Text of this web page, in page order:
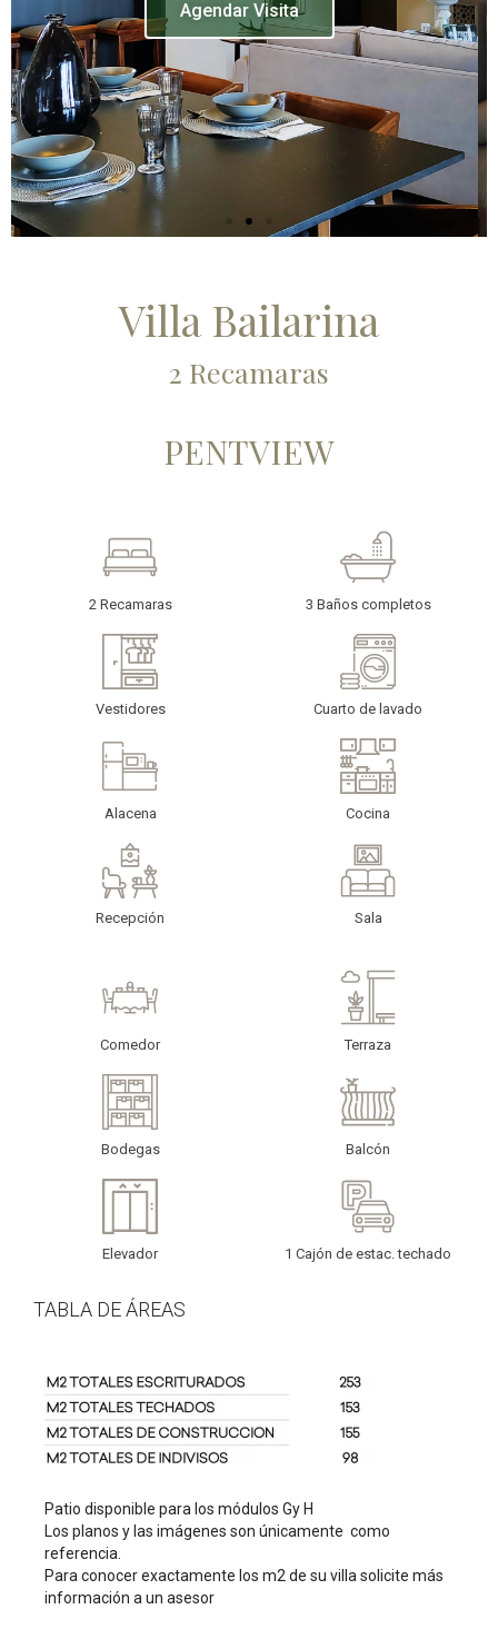
Agendar Cita
v
i
o
u
s
t
Villa Bailarina
2 Recamaras
PENTVIEW
2 Recamaras 3 Baños completos
Vestidores Cuarto de lavado
Alacena Cocina
Recepción Sala
Comedor Terraza
Bodegas Balcón
Elevador 1 Cajón de estac. techado
TABLA DE ÁREAS
Patio disponible para los módulos Gy H
Los planos y las imágenes son únicamente como
referencia.
Para conocer exactamente los m2 de su villa solicite más
información a un asesor